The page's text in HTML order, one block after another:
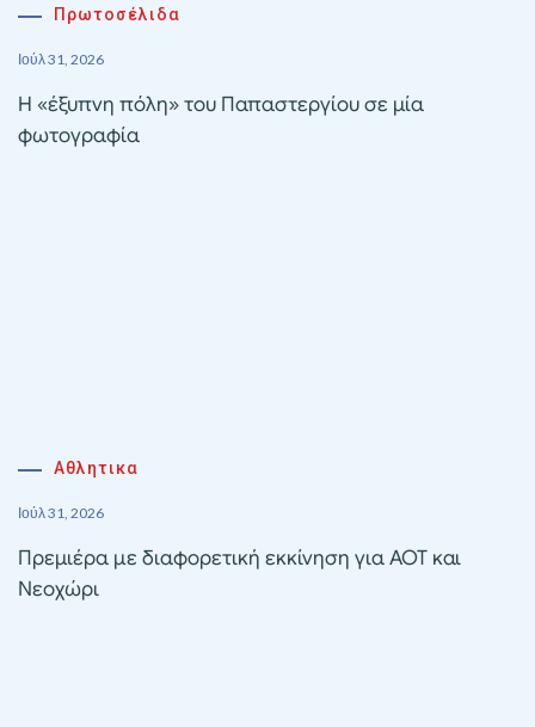
Πρωτοσέλιδα
Ιούλ 31, 2026
Η «έξυπνη πόλη» του Παπαστεργίου σε μία
φωτογραφία
Αθλητικα
Ιούλ 31, 2026
Πρεμιέρα με διαφορετική εκκίνηση για ΑΟΤ και
Νεοχώρι